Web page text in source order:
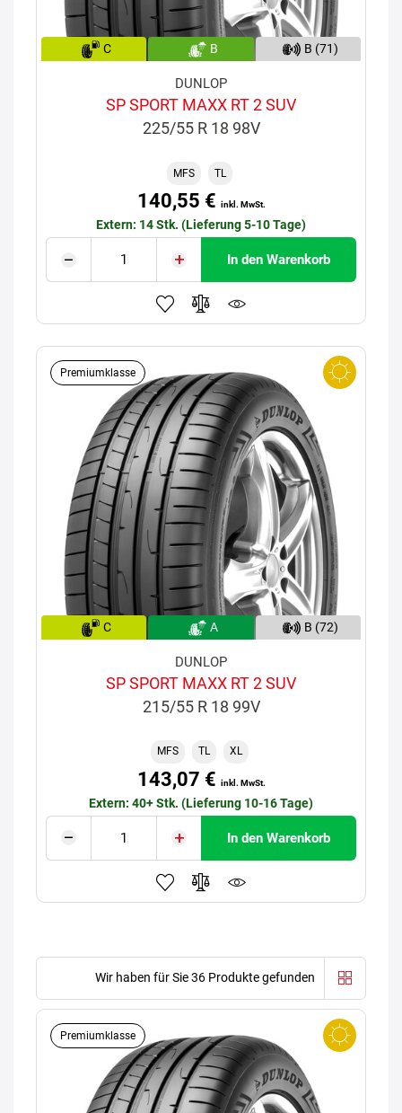
C B B (71)
DUNLOP
SP SPORT MAXX RT 2 SUV
225/55 R 18 98V
MFS TL
140,55 € inkl. MwSt.
Extern: 14 Stk. (Lieferung 5-10 Tage)
In den Warenkorb
Premiumklasse
C A B (72)
DUNLOP
SP SPORT MAXX RT 2 SUV
215/55 R 18 99V
MFS TL XL
143,07 € inkl. MwSt.
Extern: 40+ Stk. (Lieferung 10-16 Tage)
In den Warenkorb
Wir haben für Sie 36 Produkte gefunden
Premiumklasse